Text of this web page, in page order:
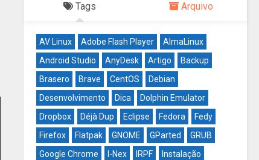
Tags Arquivo
AV Linux Adobe Flash Player
AlmaLinux
Android Studio
AnyDesk Artigo
Backup
Brasero
Brave CentOS
Debian
Desenvolvimento
Dica
Dolphin Emulator
Dropbox
Déjà Dup Eclipse Fedora
Fedy
Firefox
Flatpak GNOME GParted
GRUB
Google Chrome
I-Nex IRPF
Instalação